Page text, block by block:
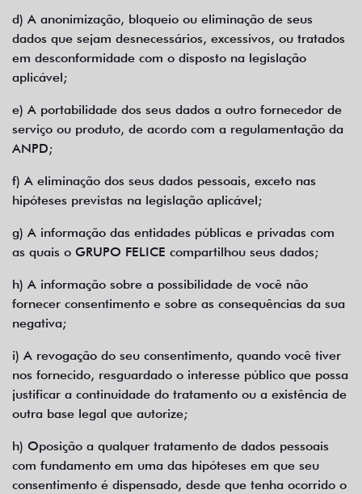
d) A anonimização, bloqueio ou eliminação de seus
dados que sejam desnecessários, excessivos, ou tratados
em desconformidade com o disposto na legislação
aplicável;
e) A portabilidade dos seus dados a outro fornecedor de
serviço ou produto, de acordo com a regulamentação da
ANPD;
f) A eliminação dos seus dados pessoais, exceto nas
hipóteses previstas na legislação aplicável;
g) A informação das entidades públicas e privadas com
as quais o GRUPO FELICE compartilhou seus dados;
h) A informação sobre a possibilidade de você não
fornecer consentimento e sobre as consequências da sua
negativa;
i) A revogação do seu consentimento, quando você tiver
nos fornecido, resguardado o interesse público que possa
justificar a continuidade do tratamento ou a existência de
outra base legal que autorize;
h) Oposição a qualquer tratamento de dados pessoais
com fundamento em uma das hipóteses em que seu
consentimento é dispensado, desde que tenha ocorrido o